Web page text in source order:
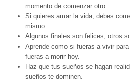
momento de comenzar otro.
Si quieres amar la vida, debes
mismo.
Algunos finales son felices, otros
Aprende como si fueras a vivir
fueras a morir hoy.
Haz que tus sueños se hagan
sueños te dominen.